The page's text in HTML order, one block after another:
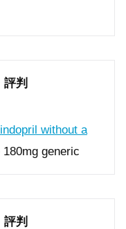
判
without a
generic
判